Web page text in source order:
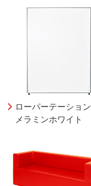
ローパーテーション
メラミンホワイト